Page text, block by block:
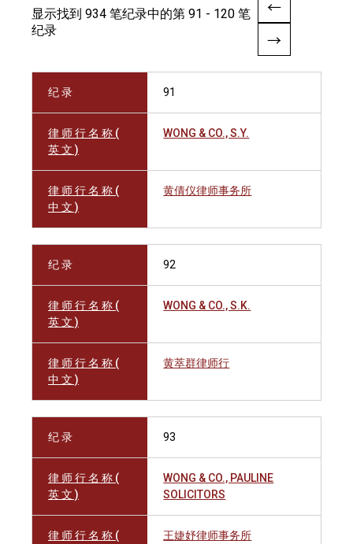
显示找到 934 笔纪录中的第 91 - 120 笔
纪录
纪 录 91
律 师 行 名 称 (
英 文 )
WONG & CO., S.Y.
律 师 行 名 称 (
中 文 )
黄倩仪律师事务所
纪 录 92
律 师 行 名 称 (
英 文 )
WONG & CO., S.K.
律 师 行 名 称 (
中 文 )
黄萃群律师行
纪 录 93
律 师 行 名 称 (
英 文 )
WONG & CO., PAULINE
SOLICITORS
律 师 行 名 称 (
王婕妤律师事务所